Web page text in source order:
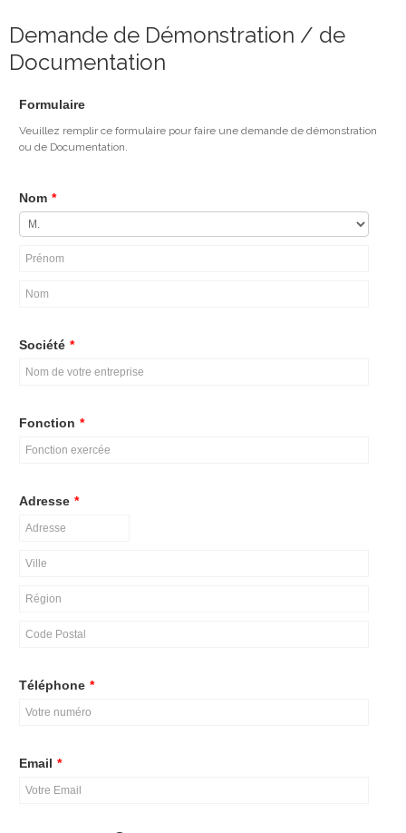
Demande de Démonstration / de
Documentation
Formulaire
Veuillez remplir ce formulaire pour faire une demande de démonstration
ou de Documentation.
Nom *
Société *
Fonction *
Adresse *
Téléphone *
Email *